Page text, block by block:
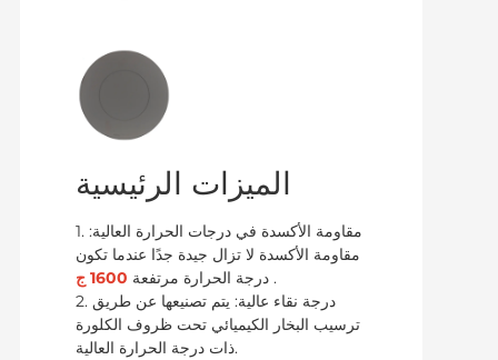
الميزات الرئيسية
1. مقاومة الأكسدة في درجات الحرارة العالية:
مقاومة الأكسدة لا تزال جيدة جدًا عندما تكون
درجة الحرارة مرتفعة1600 ج .
2. درجة نقاء عالية: يتم تصنيعها عن طريق
ترسيب البخار الكيميائي تحت ظروف الكلورة
ذات درجة الحرارة العالية.